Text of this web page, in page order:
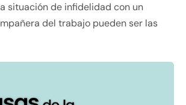
situación de infidelidad con un
del trabajo pueden ser las